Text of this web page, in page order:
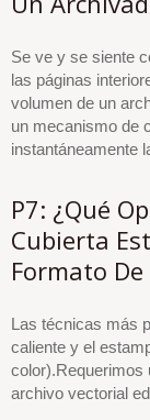
Se ve y se siente
las páginas
volumen de un
un mecanismo de
instantáneamente
P7: ¿Qué
Cubierta
Formato
Las técnicas más
caliente y el
color).Requerimos
archivo vectorial